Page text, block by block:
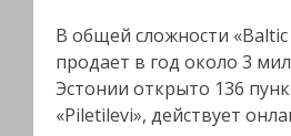
В общей сложности «Baltic
продает в год около 3
Эстонии открыто 136
«Piletilevi», действует